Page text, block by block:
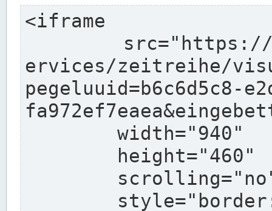
<iframe
ervices/zeitreihe/
pegeluuid=b6c6d5c8-